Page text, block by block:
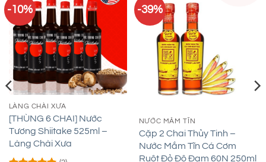
-10%
LÀNG CHÀI XƯA
[THÙNG 6 CHAI] Nước
Tương Shiitake 525ml –
Làng Chài Xưa
-39%
NƯỚC MẮM TĨN
Cặp 2 Chai Thủy Tinh –
Nước Mắm Tĩn Cá Cơm
Ruột Đỏ Độ Đạm 60N 250ml